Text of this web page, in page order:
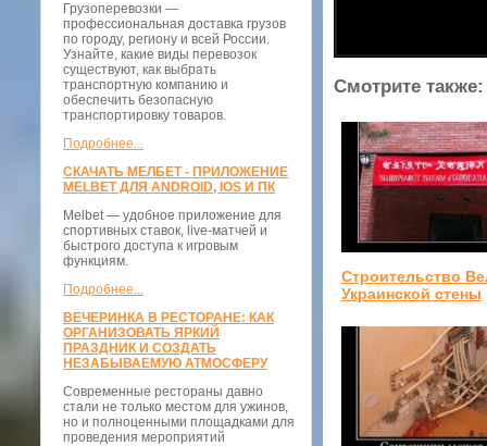
Грузоперевозки —
профессиональная доставка грузов
по городу, региону и всей России.
Узнайте, какие виды перевозок
существуют, как выбрать
транспортную компанию и
обеспечить безопасную
транспортировку товаров.
Подробнее...
СКАЧАТЬ МЕЛБЕТ - ПРИЛОЖЕНИЕ
MELBET ДЛЯ ANDROID, IOS И ПК
Melbet — удобное приложение для
спортивных ставок, live-матчей и
быстрого доступа к игровым
функциям.
Подробнее...
ВЕЧЕРИНКА В РЕСТОРАНЕ: КАК
ОРГАНИЗОВАТЬ ЯРКИЙ
ПРАЗДНИК И СОЗДАТЬ
НЕЗАБЫВАЕМУЮ АТМОСФЕРУ
Современные рестораны давно
стали не только местом для ужинов,
но и полноценными площадками для
проведения мероприятий
Смотрите также:
Строительство
Украинской стены